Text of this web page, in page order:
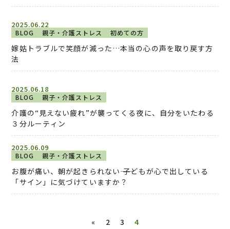
2025.06.22
BLOG 親子・介護ストレス 初めての方
嫁姑トラブルで笑顔が減った…本当の心の声を取り戻す方
法
2025.06.18
BLOG 親子・介護ストレス
介護の“見えない疲れ”が襲ってくる夜に、自分をいたわる
３分ルーティン
2025.06.09
BLOG 親子・介護ストレス
お腹が痛い、朝が起きられない―― 子どもが心で出している
「サイン」に気づけていますか？
« 2 3 4